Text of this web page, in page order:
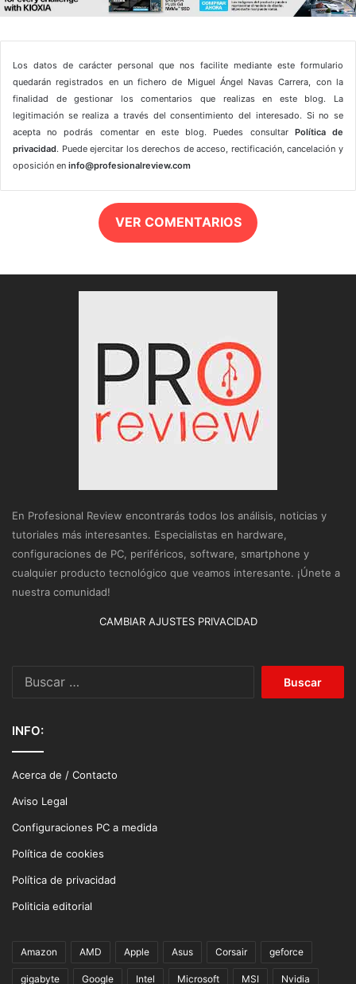
Los datos de carácter personal que nos facilite mediante este formulario
quedarán registrados en un fichero de Miguel Ángel Navas Carrera, con la
finalidad de gestionar los comentarios que realizas en este blog. La
legitimación se realiza a través del consentimiento del interesado. Si no se
acepta no podrás comentar en este blog. Puedes consultar Política de
privacidad. Puede ejercitar los derechos de acceso, rectificación, cancelación y
oposición en info@profesionalreview.com
VER COMENTARIOS
En Profesional Review encontrarás todos los análisis, noticias y
tutoriales más interesantes. Especialistas en hardware,
configuraciones de PC, periféricos, software, smartphone y
cualquier producto tecnológico que veamos interesante. ¡Únete a
nuestra comunidad!
CAMBIAR AJUSTES PRIVACIDAD
INFO:
Acerca de / Contacto
Aviso Legal
Configuraciones PC a medida
Política de cookies
Política de privacidad
Politicia editorial
Amazon AMD Apple Asus Corsair geforce
gigabyte Google Intel Microsoft MSI Nvidia